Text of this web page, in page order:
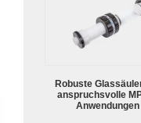
Robuste
anspruchsvolle
Anwendungen